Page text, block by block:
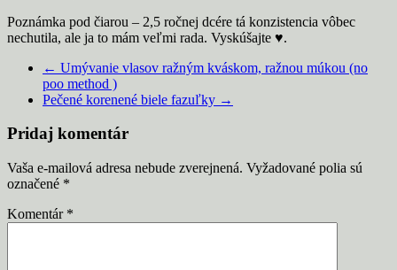
Poznámka pod čiarou – 2,5 ročnej dcére tá konzistencia vôbec
nechutila, ale ja to mám veľmi rada. Vyskúšajte ♥️.
← Umývanie vlasov ražným kváskom, ražnou múkou (no
poo method )
Pečené korenené biele fazuľky →
Pridaj komentár
Vaša e-mailová adresa nebude zverejnená. Vyžadované polia sú
označené *
Komentár *